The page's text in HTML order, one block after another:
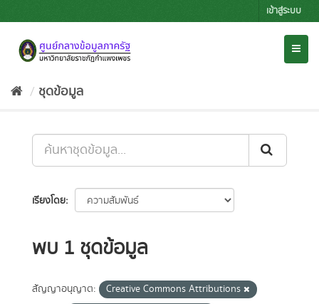
to
เข้าสู่ระบบ
ชุดข้อมูล
เรียงโดย
พบ 1 ชุดข้อมูล
สัญญาอนุญาต:
Creative Commons Attributions